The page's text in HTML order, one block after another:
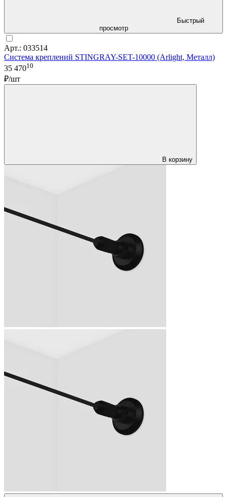
Быстрый
просмотр
Арт.: 033514
Система креплений STINGRAY-SET-10000 (Arlight, Металл)
35 47010
₽/шт
В корзину